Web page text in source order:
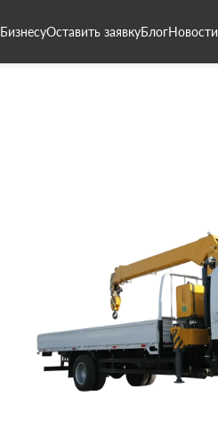
БизнесуОставить заявкуБлогНовости